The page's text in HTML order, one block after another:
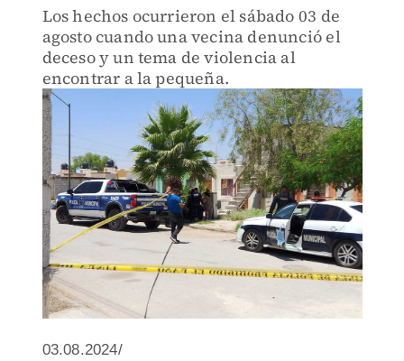
Los hechos ocurrieron el sábado 03 de
agosto cuando una vecina denunció el
deceso y un tema de violencia al
encontrar a la pequeña.
03.08.2024/